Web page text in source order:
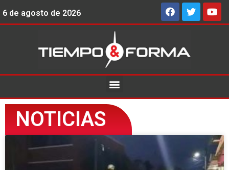
6 de agosto de 2026
NOTICIAS